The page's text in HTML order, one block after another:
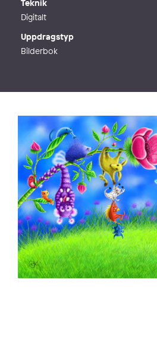
Teknik
Digitalt
Uppdragstyp
Bilderbok